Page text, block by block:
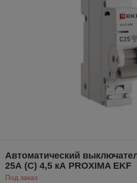
Автоматический
25А (C) 4,5 кА PROXIMA EKF
Под заказ